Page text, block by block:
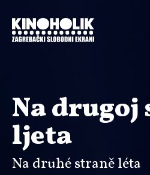
glavni
sadržaj
Na
ljeta
Na druhé straně léta